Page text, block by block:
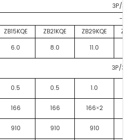
3P/
-15
ZB15KQE ZB21KQE ZB29KQE
6.0 8.0 11.0
3P/
0.5 0.5 1.0
166 166 166×2
910 910 910